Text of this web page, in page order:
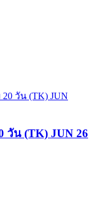
วัน (TK) JUN 26